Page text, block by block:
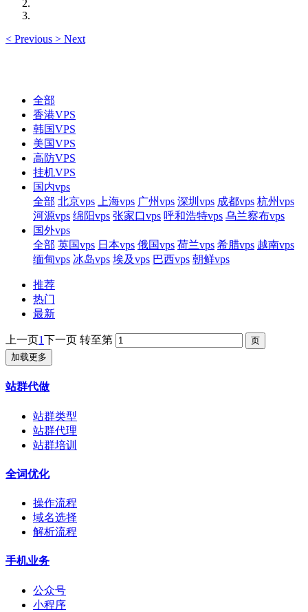
< Previous > Next
全部
香港VPS
韩国VPS
美国VPS
高防VPS
挂机VPS
国内vps
全部 北京vps 上海vps 广州vps 深圳vps 成都vps 杭州vps
河源vps 绵阳vps 张家口vps 呼和浩特vps 乌兰察布vps
国外vps
全部 英国vps 日本vps 俄国vps 荷兰vps 希腊vps 越南vps
缅甸vps 冰岛vps 埃及vps 巴西vps 朝鲜vps
推荐
热门
最新
上一页1下一页 转至第
加载更多
站群代做
站群类型
站群代理
站群培训
全词优化
操作流程
域名选择
解析流程
手机业务
公众号
小程序